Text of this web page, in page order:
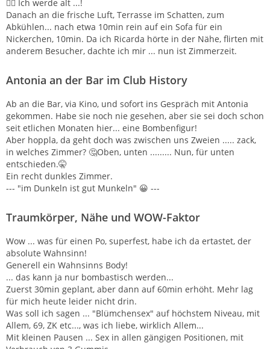
😮‍💨 Ich werde alt ...!
Danach an die frische Luft, Terrasse im Schatten, zum
Abkühlen... nach etwa 10min rein auf ein Sofa für ein
Nickerchen, 10min. Da ich Ricarda hörte in der Nähe, flirten mit
anderem Besucher, dachte ich mir ... nun ist Zimmerzeit.
Antonia an der Bar im Club History
Ab an die Bar, via Kino, und sofort ins Gespräch mit Antonia
gekommen. Habe sie noch nie gesehen, aber sie sei doch schon
seit etlichen Monaten hier... eine Bombenfigur!
Aber hoppla, da geht doch was zwischen uns Zweien ..... zack,
in welches Zimmer? 🤔Oben, unten ......... Nun, für unten
entschieden.🤫
Ein recht dunkles Zimmer.
--- "im Dunkeln ist gut Munkeln" 😀 ---
Traumkörper, Nähe und WOW-Faktor
Wow ... was für einen Po, superfest, habe ich da ertastet, der
absolute Wahnsinn!
Generell ein Wahnsinns Body!
... das kann ja nur bombastisch werden...
Zuerst 30min geplant, aber dann auf 60min erhöht. Mehr lag
für mich heute leider nicht drin.
Was soll ich sagen ... "Blümchensex" auf höchstem Niveau, mit
Allem, 69, ZK etc..., was ich liebe, wirklich Allem...
Mit kleinen Pausen ... Sex in allen gängigen Positionen, mit